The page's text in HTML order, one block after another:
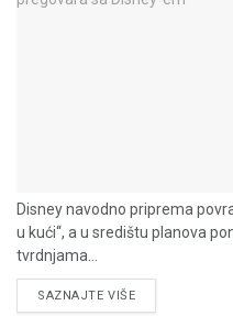
Disney navodno priprema
u kući“, a u središtu planova
tvrdnjama...
SAZNAJTE VIŠEDETAILS